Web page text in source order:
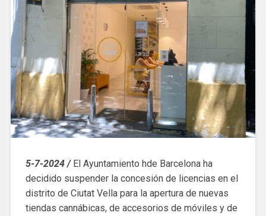
5-7-2024 /El Ayuntamiento hde Barcelona ha
decidido suspender la concesión de licencias en el
distrito de Ciutat Vella para la apertura de nuevas
tiendas cannábicas, de accesorios de móviles y de